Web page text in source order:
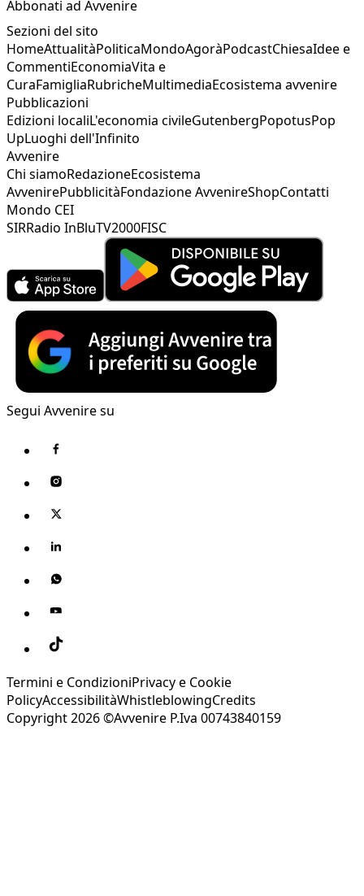
Abbonati ad Avvenire
Sezioni del sito
HomeAttualitàPoliticaMondoAgoràPodcastChiesaIdee e
CommentiEconomiaVita e
CuraFamigliaRubricheMultimediaEcosistema avvenire
Pubblicazioni
Edizioni localiL'economia civileGutenbergPopotusPop
UpLuoghi dell'Infinito
Avvenire
Chi siamoRedazioneEcosistema
AvvenirePubblicitàFondazione AvvenireShopContatti
Mondo CEI
SIRRadio InBluTV2000FISC
Segui Avvenire su
Termini e CondizioniPrivacy e Cookie
PolicyAccessibilitàWhistleblowingCredits
Copyright 2026 ©Avvenire P.Iva 00743840159